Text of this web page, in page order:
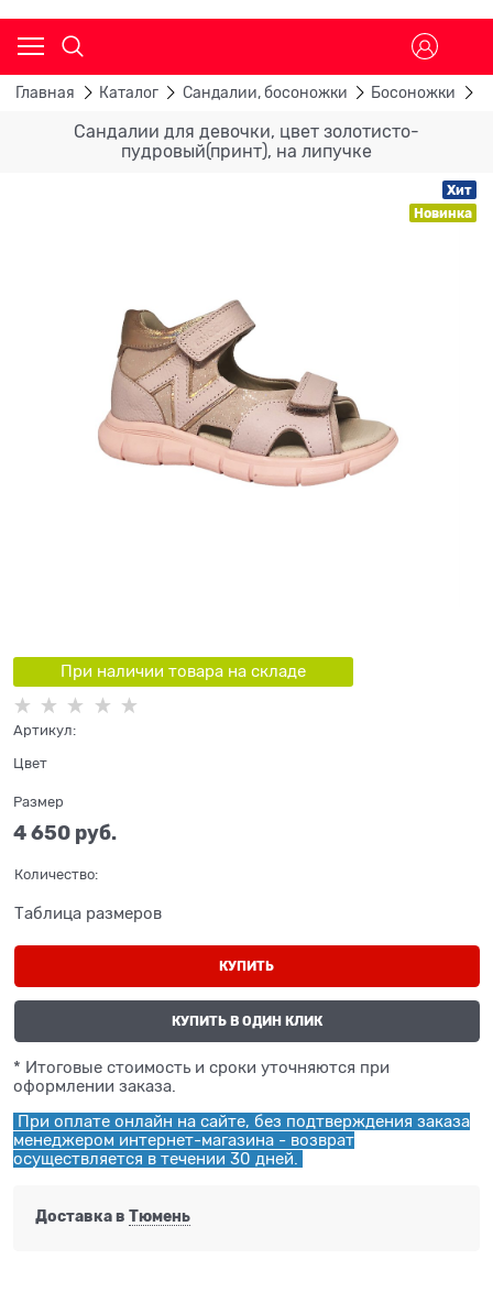
Главная Каталог Сандалии, босоножки Босоножки
Сандалии для девочки, цвет золотисто-
пудровый(принт), на липучке
Хит
Новинка
При наличии товара на складе
Артикул:
Цвет
Размер
4 650 руб.
Количество:
Таблица размеров
КУПИТЬ
КУПИТЬ В ОДИН КЛИК
* Итоговые стоимость и сроки уточняются при
оформлении заказа.
При оплате онлайн на сайте, без подтверждения заказа
менеджером интернет-магазина - возврат
осуществляется в течении 30 дней.
Доставка в Тюмень